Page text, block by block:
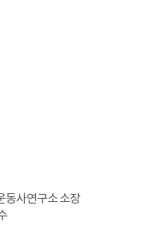
동사연구소 소장